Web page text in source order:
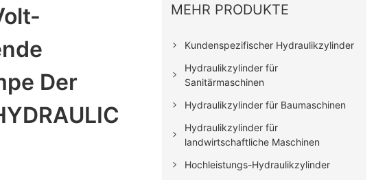
Der
MEHR PRODUKTE
Kundenspezifischer Hydraulikzylinder
Hydraulikzylinder für
Sanitärmaschinen
Hydraulikzylinder für Baumaschinen
Hydraulikzylinder für
landwirtschaftliche Maschinen
Hochleistungs-Hydraulikzylinder